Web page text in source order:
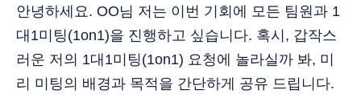
안녕하세요. OO님 저는 이번 기회에 모든 팀원과 1
대1미팅(1on1)을 진행하고 싶습니다. 혹시, 갑작스
러운 저의 1대1미팅(1on1) 요청에 놀라실까 봐, 미
리 미팅의 배경과 목적을 간단하게 공유 드립니다.